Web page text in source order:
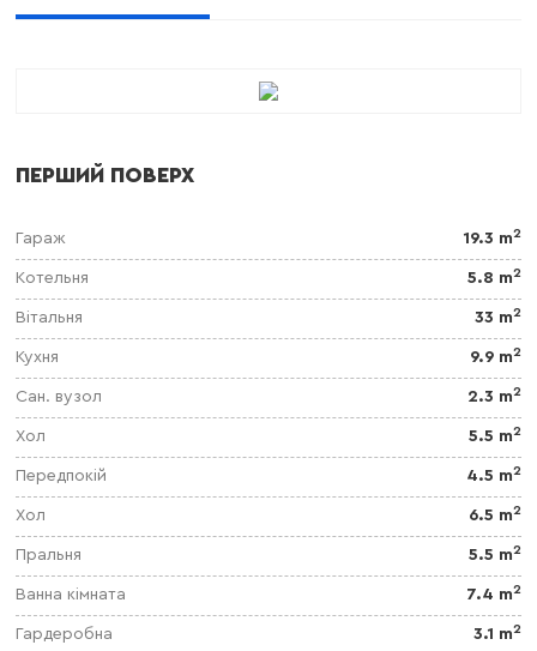
ПЕРШИЙ ПОВЕРХ
Гараж 19.3 m2
Котельня 5.8 m2
Вітальня 33 m2
Кухня 9.9 m2
Сан. вузол 2.3 m2
Хол 5.5 m2
Передпокій 4.5 m2
Хол 6.5 m2
Пральня 5.5 m2
Ванна кімната 7.4 m2
Гардеробна 3.1 m2